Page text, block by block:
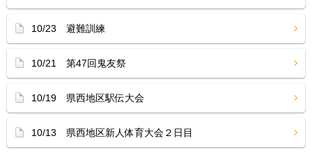
10/23 避難訓練
10/21 第47回鬼友祭
10/19 県西地区駅伝大会
10/13 県西地区新人体育大会２日目